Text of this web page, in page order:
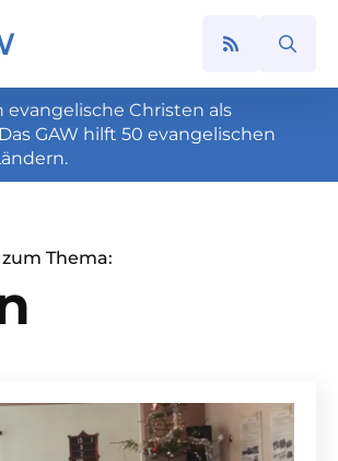
Search
Christen als
GAW hilft 50 evangelischen
Thema: